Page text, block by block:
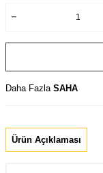
Daha Fazla SAHA
Ürün Açıklaması